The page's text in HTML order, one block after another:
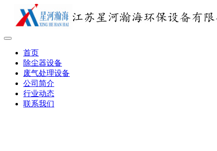
首页
除尘器设备
废气处理设备
公司简介
行业动态
联系我们